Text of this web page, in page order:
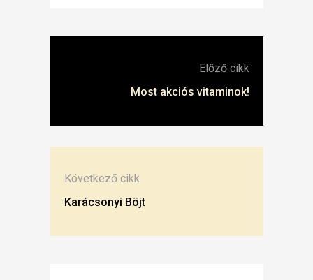
Előző cikk
Most akciós vitaminok!
Következő cikk
Karácsonyi Böjt